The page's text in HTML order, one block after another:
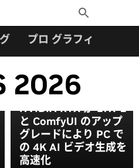
Toggle
Search
プロ グラフィックス
2026
NVIDIA RTX が LTX-2
と ComfyUI のアップ
グレードにより PC で
の 4K AI ビデオ生成を
高速化